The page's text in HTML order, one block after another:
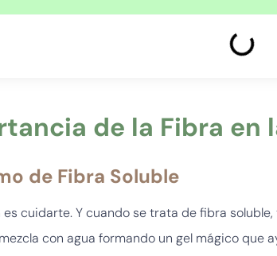
de la Fibra en
de Fibra Soluble
cuidarte. Y cuando se trata de fibra
con agua formando un gel mágico que